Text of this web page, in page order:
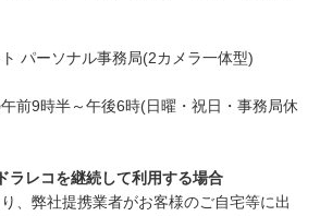
パーソナル事務局(2カメラ一体型)
前9時半～午後6時(日曜・祝日・事務局休
ラレコを継続して利用する場合
、弊社提携業者がお客様のご自宅等に出